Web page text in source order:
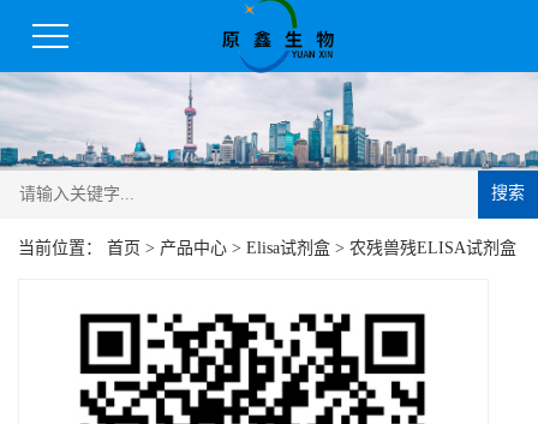
搜索
当前位置： 首页 > 产品中心 > Elisa试剂盒 > 农残兽残ELISA试剂盒